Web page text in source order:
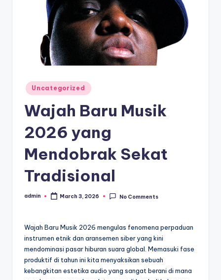
Posted
in
Uncategorized
Wajah Baru Musik
2026 yang
Mendobrak Sekat
Tradisional
Posted
admin March 3, 2026 No Comments
Wajah Baru Musik 2026 mengulas fenomena perpaduan
instrumen etnik dan aransemen siber yang kini
mendominasi pasar hiburan suara global. Memasuki fase
produktif di tahun ini kita menyaksikan sebuah
kebangkitan estetika audio yang sangat berani di mana